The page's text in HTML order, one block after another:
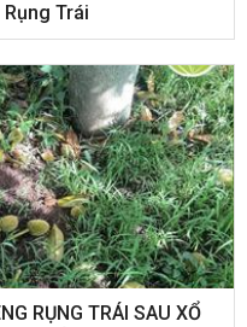
Trái
RỤNG TRÁI SAU XỔ